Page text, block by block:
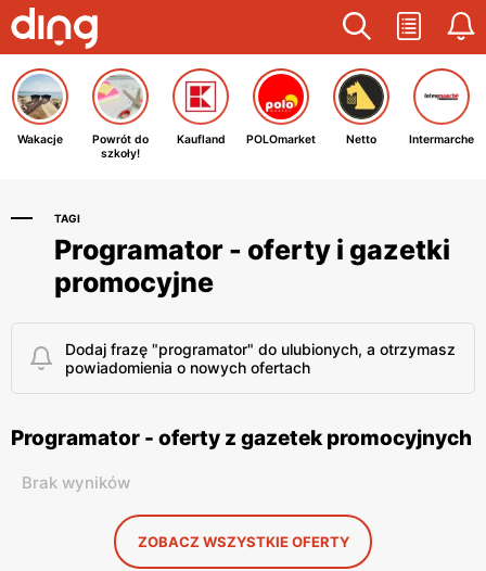
Wakacje
Powrót do
szkoły!
Kaufland POLOmarket Netto Intermarche
TAGI
Programator - oferty i gazetki
promocyjne
Dodaj frazę "programator" do ulubionych, a otrzymasz
powiadomienia o nowych ofertach
Programator - oferty z gazetek promocyjnych
Brak wyników
ZOBACZ WSZYSTKIE OFERTY